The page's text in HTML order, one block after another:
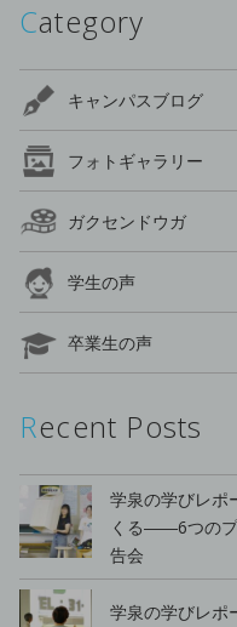
Category
キャンパスブログ
フォトギャラリー
ガクセンドウガ
学生の声
卒業生の声
Recent Posts
学泉の学びレポ
くる――6つのプ
告会
学泉の学びレポ